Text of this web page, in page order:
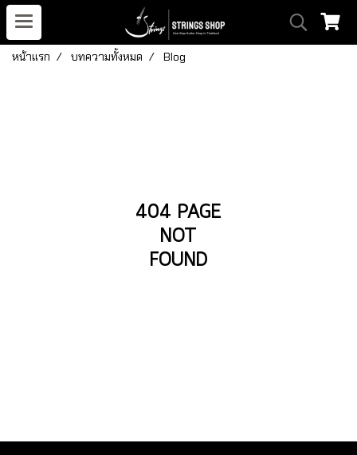
หน้าแรก บทความทั้งหมด Blog
404 PAGE
NOT
FOUND